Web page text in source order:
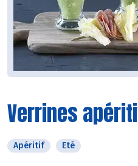
Verrines
Apéritif Eté